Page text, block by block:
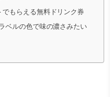
もらえる無料ドリンク券
ベルの色で味の濃さみたい